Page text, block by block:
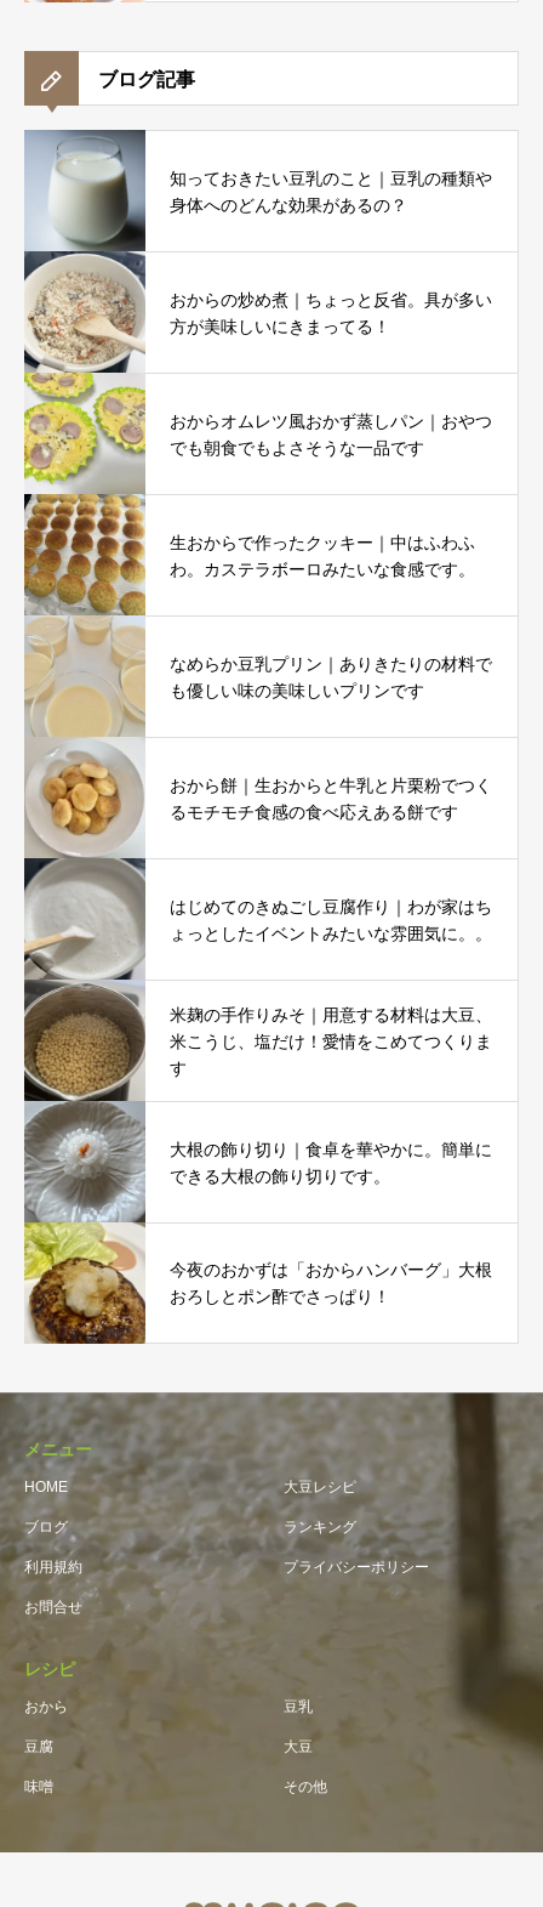
ブログ記事
知っておきたい豆乳のこと｜豆乳の種類や
身体へのどんな効果があるの？
おからの炒め煮｜ちょっと反省。具が多い
方が美味しいにきまってる！
おからオムレツ風おかず蒸しパン｜おやつ
でも朝食でもよさそうな一品です
生おからで作ったクッキー｜中はふわふ
わ。カステラボーロみたいな食感です。
なめらか豆乳プリン｜ありきたりの材料で
も優しい味の美味しいプリンです
おから餅｜生おからと牛乳と片栗粉でつく
るモチモチ食感の食べ応えある餅です
はじめてのきぬごし豆腐作り｜わが家はち
ょっとしたイベントみたいな雰囲気に。。
米麹の手作りみそ｜用意する材料は大豆、
米こうじ、塩だけ！愛情をこめてつくりま
す
大根の飾り切り｜食卓を華やかに。簡単に
できる大根の飾り切りです。
今夜のおかずは「おからハンバーグ」大根
おろしとポン酢でさっぱり！
メニュー
HOME 大豆レシピ
ブログ ランキング
利用規約 プライバシーポリシー
お問合せ
レシピ
おから 豆乳
豆腐 大豆
味噌 その他